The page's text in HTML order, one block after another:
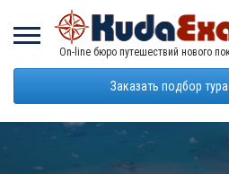
On-line бюро путешествий нового
Заказать подбор тура